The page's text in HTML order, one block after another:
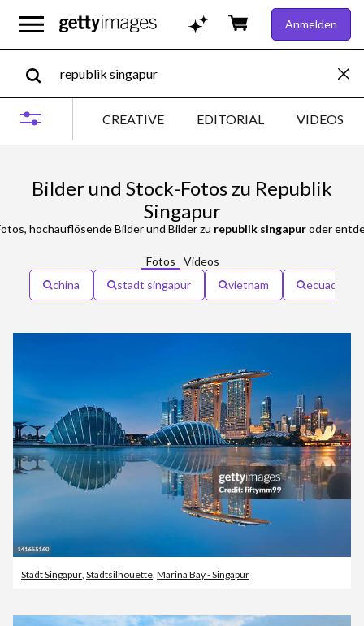
Anmelden
CREATIVE EDITORIAL VIDEOS
Bilder und Stock-Fotos zu Republik
Singapur
hochauflösende Bilder und Bilder zu republik singapuroder
Fotos
Videos
china
stadt singapur vietnam ecuador
Stadt Singapur Stadtsilhouette Marina Bay - Singapur